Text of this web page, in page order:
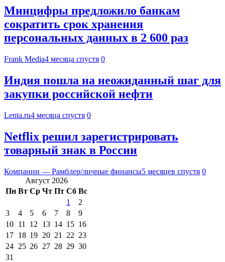
Минцифры предложило банкам
сократить срок хранения
персональных данных в 2 600 раз
Frank Media4 месяца спустя 0
Индия пошла на неожиданный шаг для
закупки российской нефти
Lenta.ru4 месяца спустя 0
Netflix решил зарегистрировать
товарный знак в России
Компании — Рамблер/личные финансы5 месяцев спустя 0
Август 2026
Пн Вт Ср Чт Пт Сб Вс
1
2
3
4 5 6 7 8
9
10 11 12 13 14 15 16
17 18 19 20 21 22 23
24 25 26 27 28 29 30
31